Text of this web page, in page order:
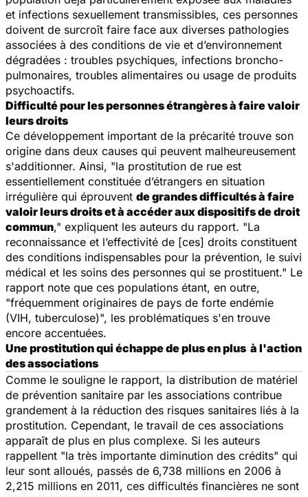
et infections sexuellement transmissibles, ces personnes
doivent de surcroît faire face aux diverses pathologies
associées à des conditions de vie et d’environnement
dégradées : troubles psychiques, infections broncho-
pulmonaires, troubles alimentaires ou usage de produits
psychoactifs.
Difficulté pour les personnes étrangères à faire valoir
leurs droits
Ce développement important de la précarité trouve son
origine dans deux causes qui peuvent malheureusement
s'additionner. Ainsi, "la prostitution de rue est
essentiellement constituée d’étrangers en situation
irrégulière qui éprouvent de grandes difficultés à faire
valoir leurs droits et à accéder aux dispositifs de droit
commun," expliquent les auteurs du rapport. "La
reconnaissance et l’effectivité de [ces] droits constituent
des conditions indispensables pour la prévention, le suivi
médical et les soins des personnes qui se prostituent." Le
rapport note que ces populations étant, en outre,
"fréquemment originaires de pays de forte endémie
(VIH, tuberculose)", les problématiques s'en trouve
encore accentuées.
Une prostitution qui échappe de plus en plus à l'action
des associations
Comme le souligne le rapport, la distribution de matériel
de prévention sanitaire par les associations contribue
grandement à la réduction des risques sanitaires liés à la
prostitution. Cependant, le travail de ces associations
apparaît de plus en plus complexe. Si les auteurs
rappellent "la très importante diminution des crédits" qui
leur sont alloués, passés de 6,738 millions en 2006 à
2,215 millions en 2011, ces difficultés financières ne sont